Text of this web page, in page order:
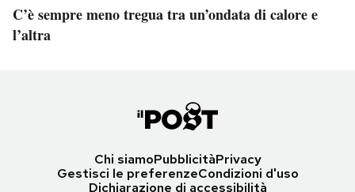
C’è sempre meno tregua tra un’ondata di calore e
l’altra
Chi siamoPubblicitàPrivacy
Gestisci le preferenzeCondizioni d'uso
Dichiarazione di accessibilità